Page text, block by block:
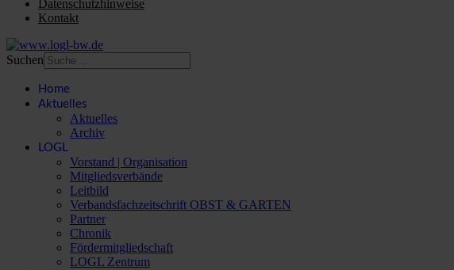
Datenschutzhinweise
Kontakt
Suchen
Home
Aktuelles
Aktuelles
Archiv
LOGL
Vorstand | Organisation
Mitgliedsverbände
Leitbild
Verbandsfachzeitschrift OBST & GARTEN
Partner
Chronik
Fördermitgliedschaft
LOGL Zentrum